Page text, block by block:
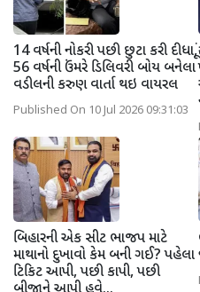
14 વર્ષની નોકરી પછી છુટા કરી દીધા,
56 વર્ષની ઉંમરે ડિલિવરી બોય બનેલા
વડીલની કરુણ વાર્તા થઇ વાયરલ
Published On 10 Jul 2026 09:31:03
બિહારની એક સીટ ભાજપ માટે
માથાનો દુખાવો કેમ બની ગઈ? પહેલા
ટિકિટ આપી, પછી કાપી, પછી